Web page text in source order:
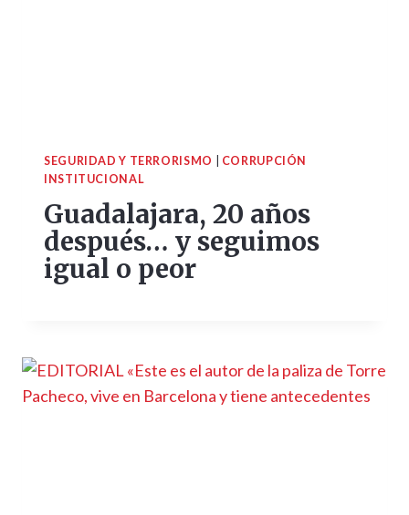
SEGURIDAD Y TERRORISMO
CORRUPCIÓN
INSTITUCIONAL
Guadalajara, 20 años
después… y seguimos
igual o peor